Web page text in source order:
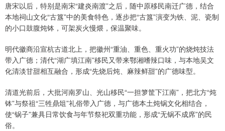
唐宋以后，特别是南宋“建炎南渡”之后，随中原移民南迁广德，结合
本地祠山文化“古簋”中的美食特色，逐步把“古簋”演变为铁、泥、瓷制
的小口鼓腹炖钵，可架炭火慢煨，保温聚味。
明代徽商沿宣杭古道北上，把徽州“重油、重色、重火功”的烧炖技法
带入广德；清代“湖广填江南”移民又带来鄂湘嗜辣口味，与本地吴文
化清淡甘甜相互融合，形成“先烧后炖、麻辣鲜甜”的广德味型。
清道光前后，大批河南罗山、光山移民“一担箩筐下江南”，把北方“炖
钵”与祭祖“三牲鼎俎”礼俗带入广德，与广德本土炖锅文化相结合，
使“锅子”兼具日常饮食与年节祭祀双重功能，形成“无锅不成席”的民
俗。